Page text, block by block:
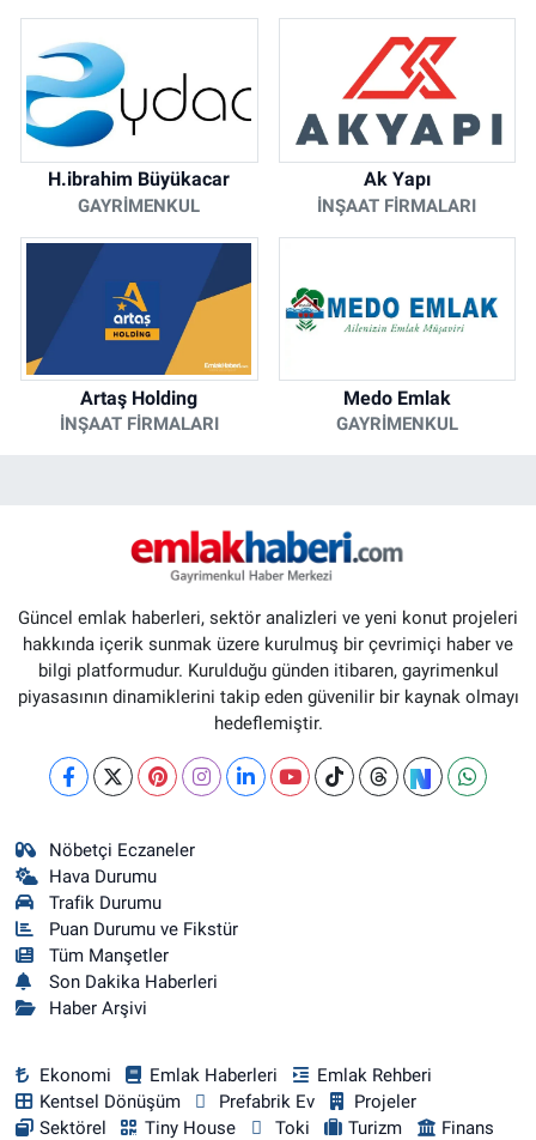
H.ibrahim Büyükacar
GAYRIMENKUL
Ak Yapı
İNŞAAT FIRMALARI
Artaş Holding
İNŞAAT FIRMALARI
Medo Emlak
GAYRIMENKUL
Güncel emlak haberleri, sektör analizleri ve yeni konut projeleri
hakkında içerik sunmak üzere kurulmuş bir çevrimiçi haber ve
bilgi platformudur. Kurulduğu günden itibaren, gayrimenkul
piyasasının dinamiklerini takip eden güvenilir bir kaynak olmayı
hedeflemiştir.
Nöbetçi Eczaneler
Hava Durumu
Trafik Durumu
Puan Durumu ve Fikstür
Tüm Manşetler
Son Dakika Haberleri
Haber Arşivi
Ekonomi Emlak Haberleri
Emlak Rehberi
Kentsel Dönüşüm
Prefabrik Ev
Projeler
Sektörel
Tiny House Toki Turizm
Finans